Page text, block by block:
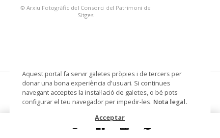
© Arxiu Fotogràfic del Consorci del Patrimoni de
Sitges
cep o banc de càstig
Datació segle XIX (?)
Aquest portal fa servir galetes pròpies i de tercers per
donar una bona experiència d'usuari. Si continues
navegant acceptes la instal·lació de galetes, o bé pots
configurar el teu navegador per impedir-les. Nota legal.
Acceptar